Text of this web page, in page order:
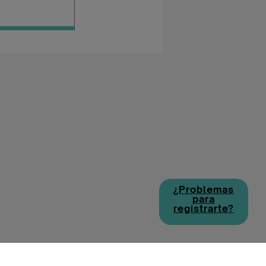
¿Problemas
para
registrarte?